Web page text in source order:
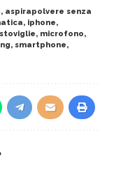
, aspirapolvere senza
, iphone,
, microfono,
, smartphone,